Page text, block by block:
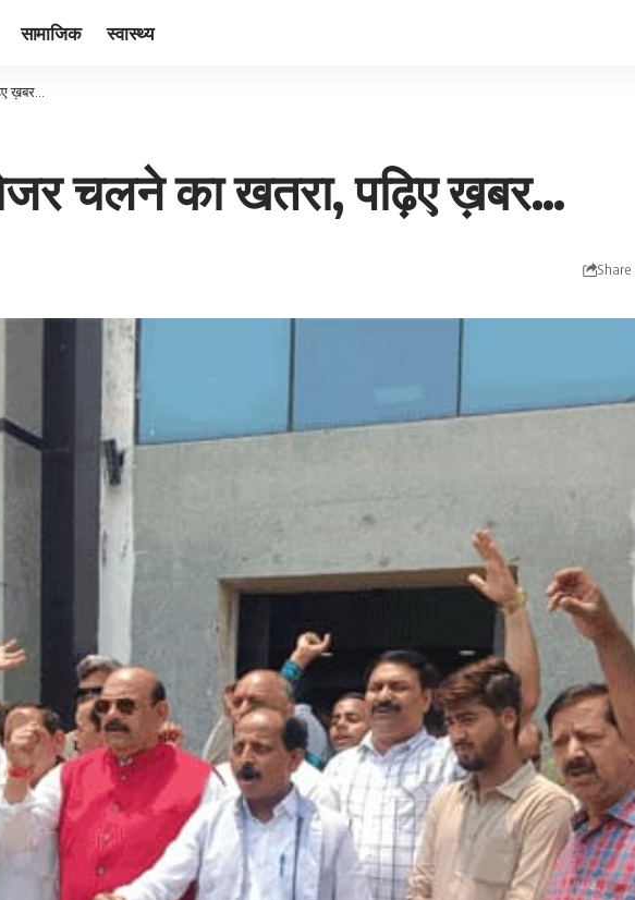
सामाजिक स्वास्थ्य
ख़बर…
चलने का खतरा, पढ़िए ख़बर…
Share